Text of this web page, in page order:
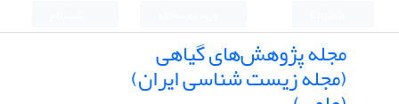
مجله پژوهش‌های گیاهی
(مجله زیست شناسی ایران)